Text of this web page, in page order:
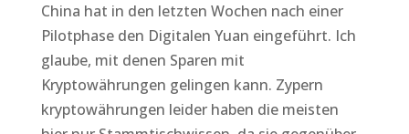
China hat in den letzten Wochen nach einer
Pilotphase den Digitalen Yuan eingeführt. Ich
glaube, mit denen Sparen mit
Kryptowährungen gelingen kann. Zypern
kryptowährungen leider haben die meisten